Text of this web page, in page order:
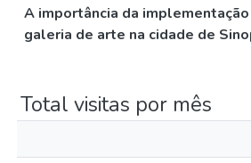
A importância da implementação
galeria de arte na cidade de
Total visitas por mês